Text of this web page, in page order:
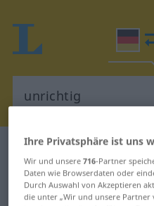
Deutsch-Arabisch
Deutsch-
"unrichtig"
Ihre Privatsphäre ist uns
Wir und unsere 716-Partner
Daten wie Browserdaten oder
Durch Auswahl von Akzeptieren
die unter „Wir und unsere